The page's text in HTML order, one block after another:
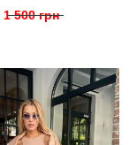
1 500 грн